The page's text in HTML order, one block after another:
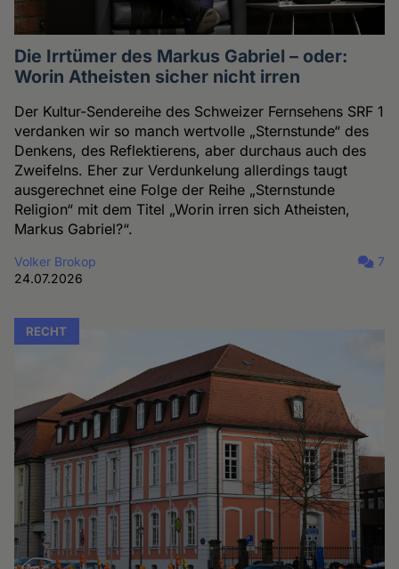
Die Irrtümer des Markus Gabriel – oder:
Worin Atheisten sicher nicht irren
Der Kultur-Sendereihe des Schweizer Fernsehens SRF 1
verdanken wir so manch wertvolle „Sternstunde“ des
Denkens, des Reflektierens, aber durchaus auch des
Zweifelns. Eher zur Verdunkelung allerdings taugt
ausgerechnet eine Folge der Reihe „Sternstunde
Religion“ mit dem Titel „Worin irren sich Atheisten,
Markus Gabriel?“.
Volker Brokop
24.07.2026
7
RECHT